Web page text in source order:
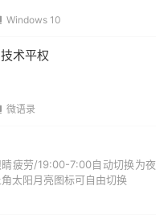
Windows 10
术平权
微语录
疲劳/19:00-7:00自动切换为夜
太阳月亮图标可自由切换